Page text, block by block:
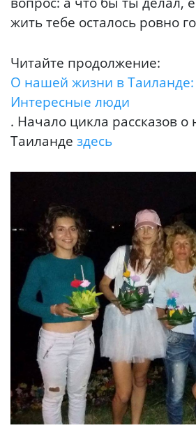
жить тебе осталось ровно
Читайте продолжение:
О нашей жизни в Таиланде:
Интересные люди
. Начало цикла рассказов
Таиланде здесь